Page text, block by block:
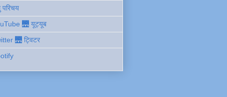
🌉 यूट्यूब
🌉 ट्विटर